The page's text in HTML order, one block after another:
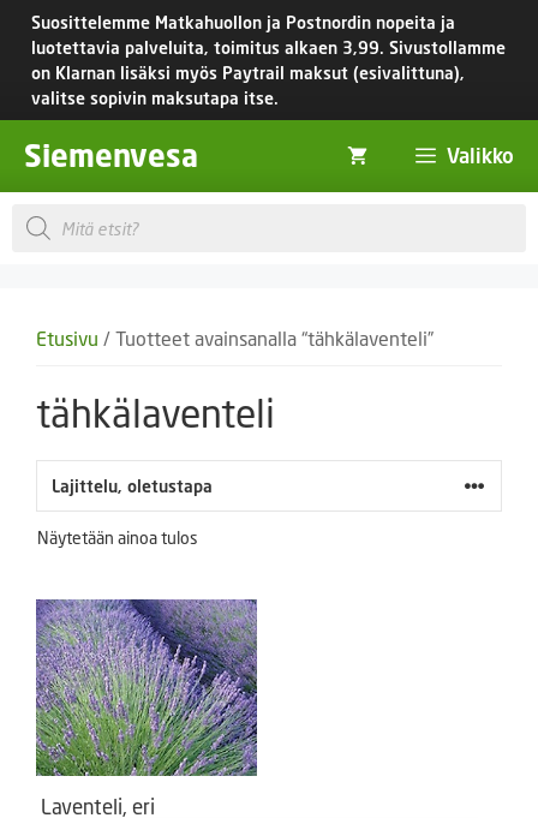
Siirry
sisältöön
Suosittelemme Matkahuollon ja Postnordin nopeita ja
luotettavia palveluita, toimitus alkaen 3,99. Sivustollamme
on Klarnan lisäksi myös Paytrail maksut (esivalittuna),
valitse sopivin maksutapa itse.
Siemenvesa Valikko
Products
search
Etusivu / Tuotteet avainsanalla “tähkälaventeli”
tähkälaventeli
Näytetään ainoa tulos
Laventeli, eri